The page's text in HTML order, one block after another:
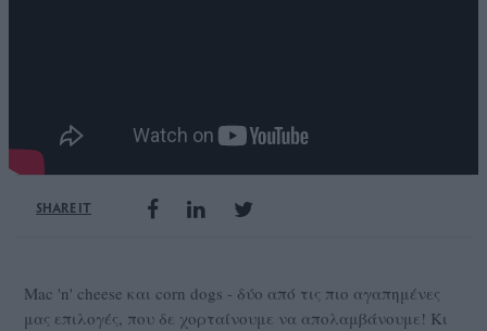
SHARE IT
Mac 'n' cheese και corn dogs - δύο από τις πιο αγαπημένες
μας επιλογές, που δε χορταίνουμε να απολαμβάνουμε! Κι